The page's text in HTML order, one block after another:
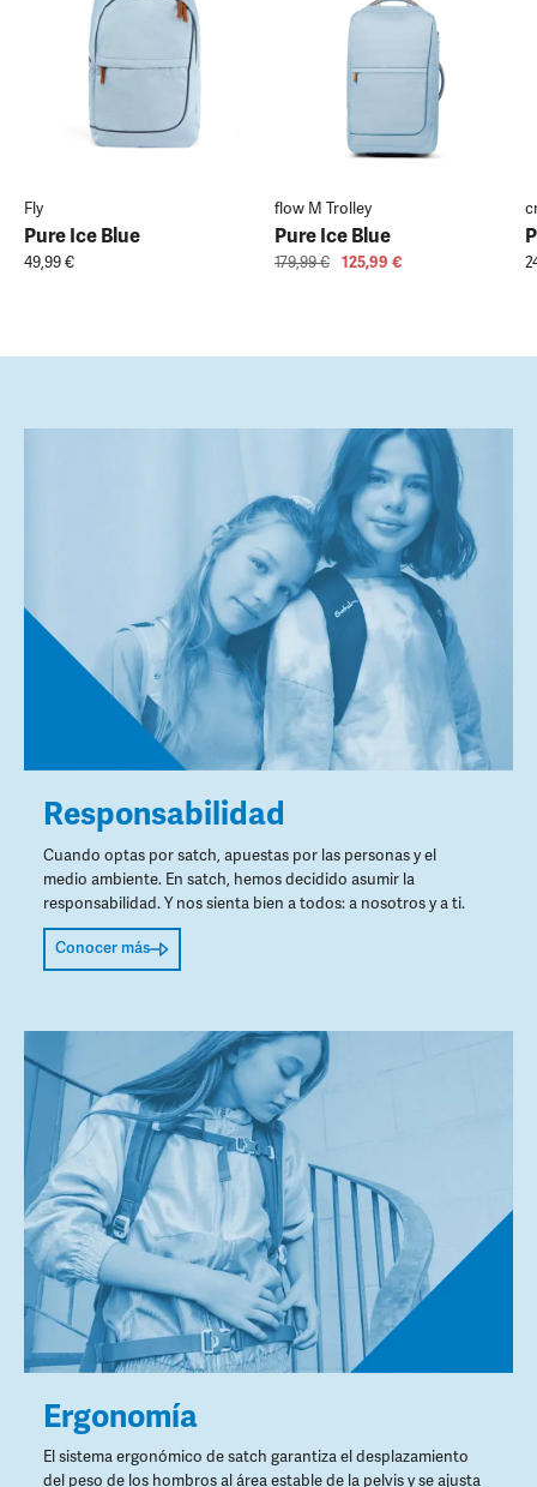
Fly
Pure Ice Blue
49,99 €
flow M Trolley
Pure Ice Blue
179,99 € 125,99 €
Responsabilidad
Cuando optas por satch, apuestas por las personas y el
medio ambiente. En satch, hemos decidido asumir la
responsabilidad. Y nos sienta bien a todos: a nosotros y a ti.
Conocer más
Ergonomía
El sistema ergonómico de satch garantiza el desplazamiento
del peso de los hombros al área estable de la pelvis y se ajusta